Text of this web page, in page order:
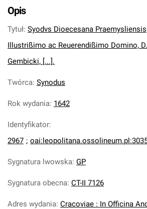
Opis
Tytuł: Syodvs Dioecesana
Illustrißimo ac Reuerendißimo Domino,
Gembicki, [...].
Twórca: Synodus
Rok wydania: 1642
Identyfikator:
2967 ;
Sygnatura lwowska: GP
Sygnatura obecna: CT-II 7126
Adres wydania: Cracoviae : In Officina